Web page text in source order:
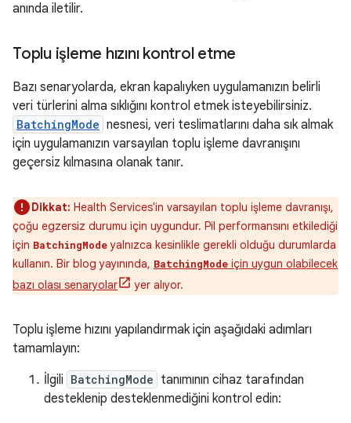
anında iletilir.
Toplu işleme hızını kontrol etme
Bazı senaryolarda, ekran kapalıyken uygulamanızın belirli
veri türlerini alma sıklığını kontrol etmek isteyebilirsiniz.
BatchingMode nesnesi, veri teslimatlarını daha sık almak
için uygulamanızın varsayılan toplu işleme davranışını
geçersiz kılmasına olanak tanır.
Dikkat: Health Services'in varsayılan toplu işleme davranışı,
çoğu egzersiz durumu için uygundur. Pil performansını etkilediği
için BatchingModeyalnızca kesinlikle gerekli olduğu durumlarda
kullanın. Bir blog yayınında, BatchingMode için uygun olabilecek
bazı olası senaryolar
yer alıyor.
Toplu işleme hızını yapılandırmak için aşağıdaki adımları
tamamlayın:
İlgili BatchingMode tanımının cihaz tarafından
desteklenip desteklenmediğini kontrol edin: